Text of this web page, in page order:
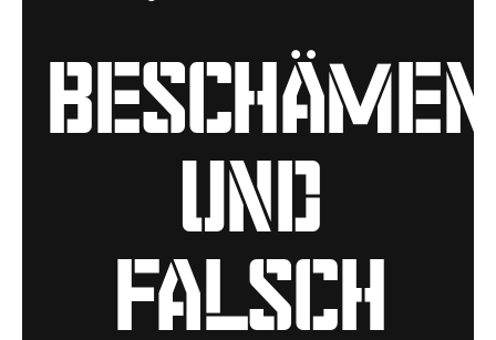
und
falsch